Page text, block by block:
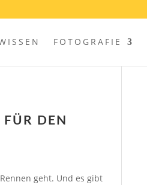
FOTOGRAFIE
DEN
geht. Und es gibt